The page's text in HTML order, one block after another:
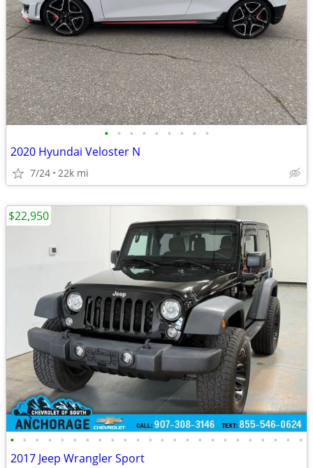
• • • • • • • • •
2020 Hyundai Veloster N
7/24 22k mi
• • • • • • • • • • • • • • • • • • • • • • • •
2017 Jeep Wrangler Sport
$22,950